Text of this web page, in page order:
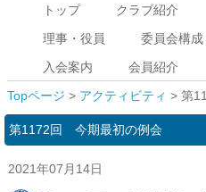
トップ クラブ紹介
理事・役員
委員会構成
入会案内
会員紹介
Topページ > アクティビティ > 第
第1172回 今期最初の例会
2021年07月14日